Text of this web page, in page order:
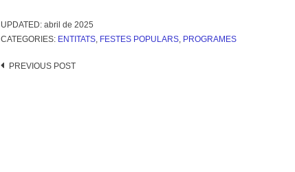
UPDATED: abril de 2025
CATEGORIES: ENTITATS, FESTES POPULARS, PROGRAMES
Post
PREVIOUS POST